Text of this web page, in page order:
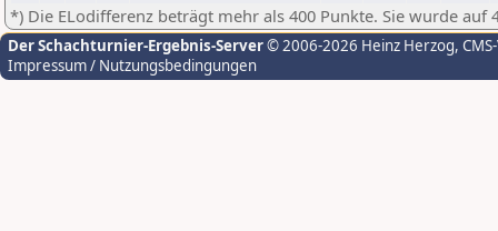
*) Die ELodifferenz beträgt mehr als 400 Punkte. Sie wurde auf
Der Schachturnier-Ergebnis-Server© 2006-2026 Heinz Herzog,
Impressum / Nutzungsbedingungen